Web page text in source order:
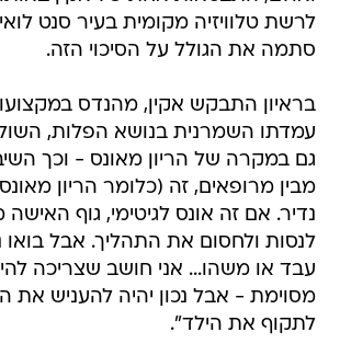
לרשת טלוויזיה מקומית בעיר סנט
סתמה את הגולל על הסיכוי הזה.
בראיון התבקש אקין, מהנדס
עמדתו השמרנית בנושא הפלות,
גם במקרה של הריון מאונס - וכך
מבין מרופאים, זה (כלומר הריון
נדיר. אם זה אונס לגיטימי, גוף
לנסות ולחסום את התהליך. אבל בואו
עבד או משהו... אני חושב שצריכה
מסוימת - אבל נכון יהיה להעניש את
לתקוף את הילד".